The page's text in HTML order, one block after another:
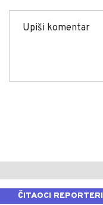
ČITAOCI REPORTERI